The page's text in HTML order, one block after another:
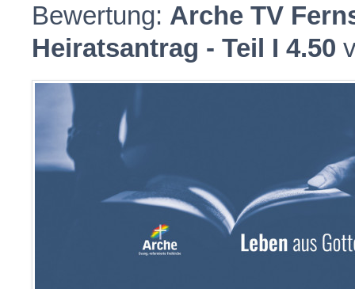
Bewertung: Arche TV
Heiratsantrag - Teil I 4.50